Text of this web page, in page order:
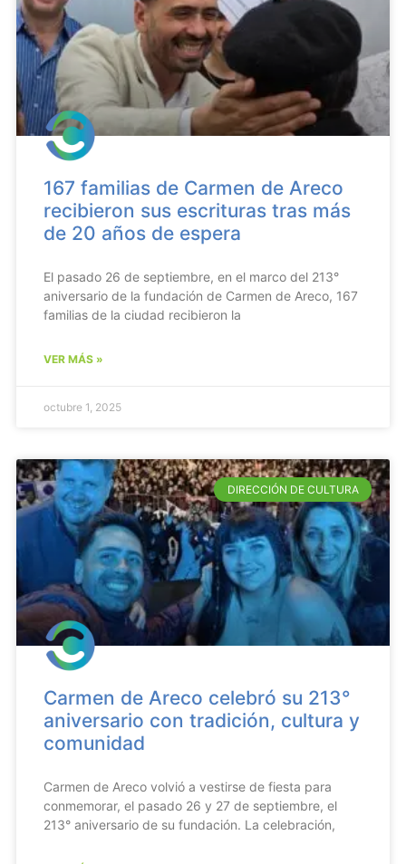
167 familias de Carmen de Areco
recibieron sus escrituras tras más
de 20 años de espera
El pasado 26 de septiembre, en el marco del 213°
aniversario de la fundación de Carmen de Areco, 167
familias de la ciudad recibieron la
VER MÁS »
octubre 1, 2025
DIRECCIÓN DE CULTURA
Carmen de Areco celebró su 213°
aniversario con tradición, cultura y
comunidad
Carmen de Areco volvió a vestirse de fiesta para
conmemorar, el pasado 26 y 27 de septiembre, el
213° aniversario de su fundación. La celebración,